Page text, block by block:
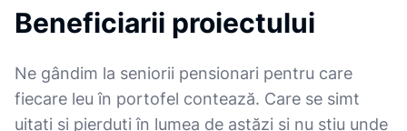
Beneficiarii proiectului
Ne gândim la seniorii pensionari pentru care
fiecare leu în portofel contează. Care se simt
uitați și pierduți în lumea de astăzi și nu știu unde